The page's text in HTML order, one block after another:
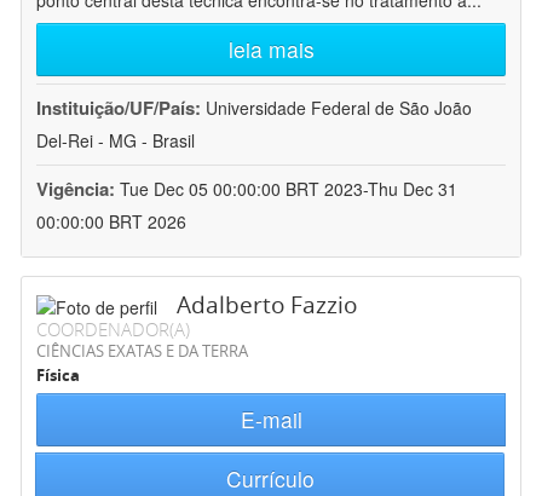
leia mais
Instituição/UF/País: Universidade Federal de São João
Del-Rei - MG - Brasil
Vigência: Tue Dec 05 00:00:00 BRT 2023-Thu Dec 31
00:00:00 BRT 2026
Adalberto Fazzio
COORDENADOR(A)
CIÊNCIAS EXATAS E DA TERRA
Física
E-mail
Currículo